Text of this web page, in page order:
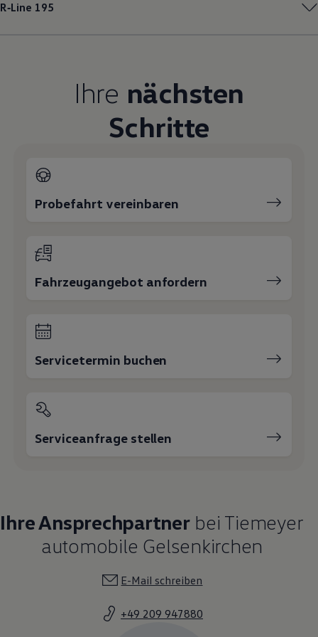
Pannen- und Unfallhilfe
Volkswagen Kundenbetreuung
R‑Line 195
Ihre nächsten
Schritte
Probefahrt vereinbaren
Fahrzeugangebot anfordern
Servicetermin buchen
Serviceanfrage stellen
Ihre Ansprechpartnerbei Tiemeyer
automobile Gelsenkirchen
E-Mail schreiben
+49 209 947880